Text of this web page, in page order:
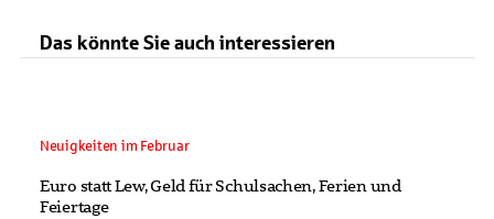
Das könnte Sie auch interessieren
Neuigkeiten im Februar
Euro statt Lew, Geld für Schulsachen, Ferien und
Feiertage